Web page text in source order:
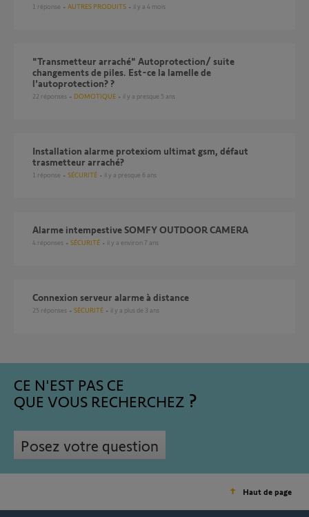
1 réponse AUTRES PRODUITS il y a 4 mois
"Transmetteur arraché" Autoprotection/ suite
changements de piles. Est-ce la lamelle de
l'autoprotection? ?
22 réponses DOMOTIQUE il y a presque 5 ans
installation alarme protexiom ultimat gsm, défaut
trasmetteur arraché?
1 réponse SÉCURITÉ il y a presque 6 ans
Alarme intempestive SOMFY OUTDOOR CAMERA
4 réponses SÉCURITÉ il y a environ 7 ans
connexion serveur alarme à distance
25 réponses SÉCURITÉ il y a plus de 3 ans
CE N'EST PAS CE
QUE VOUS RECHERCHEZ
Posez votre question
Haut de page